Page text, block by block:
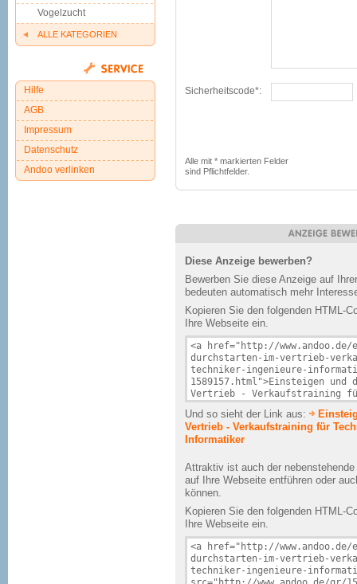
Sicherheitscode*:
Alle mit * markierten Felder
sind Pflichtfelder.
Diese Anzeige bewerben?
Bewerben Sie diese Anzeige auf
bedeuten automatisch mehr
Kopieren Sie den folgenden HTML-
Ihre Webseite ein.
Und so sieht der Link aus:
Vertrieb - Verkaufstraining für
Informatiker
Attraktiv ist auch der
auf Ihre Webseite entführen oder
können.
Kopieren Sie den folgenden HTML-
Ihre Webseite ein.
Vogelzucht
ALLE KATEGORIEN
Hilfe
AGB
Impressum
Datenschutz
Andoo verlinken